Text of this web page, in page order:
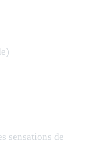
sensations de